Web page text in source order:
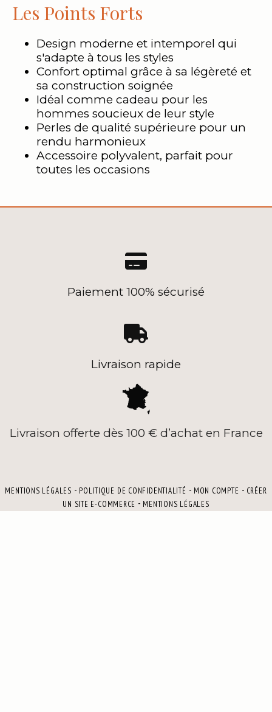
Les Points Forts
Design moderne et intemporel qui
s'adapte à tous les styles
Confort optimal grâce à sa légèreté et
sa construction soignée
Idéal comme cadeau pour les
hommes soucieux de leur style
Perles de qualité supérieure pour un
rendu harmonieux
Accessoire polyvalent, parfait pour
toutes les occasions

Paiement 100% sécurisé

Livraison rapide
Livraison offerte dès 100 € d’achat en France
MENTIONS LÉGALES POLITIQUE DE CONFIDENTIALITÉ MON COMPTE
CRÉER
UN SITE E-COMMERCE
MENTIONS LÉGALES